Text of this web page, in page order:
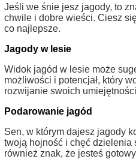
Jeśli we śnie jesz jagody, to
chwile i dobre wieści. Ciesz
co najlepsze.
Jagody w lesie
Widok jagód w lesie może
możliwości i potencjał, który
rozwijanie swoich
Podarowanie jagód
Sen, w którym dajesz jagody
twoją hojność i chęć dzielenia
również znak, że jesteś